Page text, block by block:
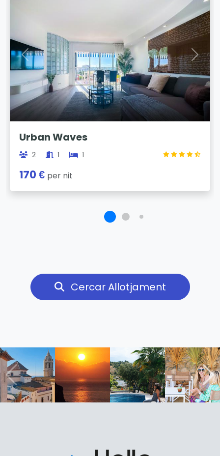
Previous Next
Urban Waves
2 1 1
170 € per nit
Cercar Allotjament